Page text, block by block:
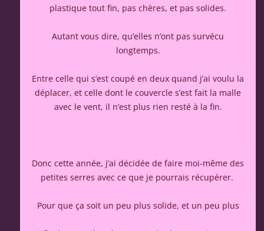
plastique tout fin, pas chères, et pas solides.
Autant vous dire, qu’elles n’ont pas survécu
longtemps.
Entre celle qui s’est coupé en deux quand j’ai voulu la
déplacer, et celle dont le couvercle s’est fait la malle
avec le vent, il n’est plus rien resté à la fin.
Donc cette année, j’ai décidée de faire moi-même des
petites serres avec ce que je pourrais récupérer.
Pour que ça soit un peu plus solide, et un peu plus